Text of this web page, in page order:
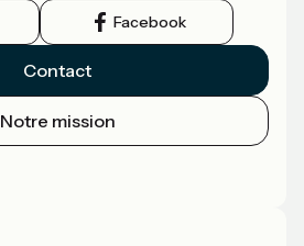
Facebook
Contact
Notre mission